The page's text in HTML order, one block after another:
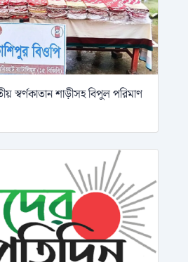
স্বর্ণকাতান শাড়ীসহ বিপুল পরিমাণ